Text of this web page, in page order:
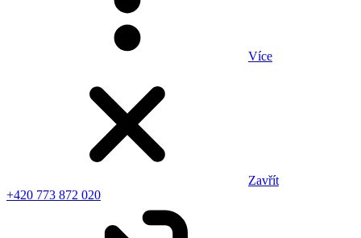
Více
Zavřít
+420 773 872 020